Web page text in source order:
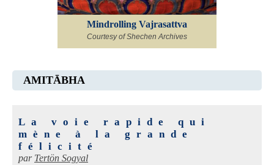
Mindrolling Vajrasattva
Courtesy of Shechen Archives
AMITĀBHA
La voie rapide qui
mène à la grande
félicité
par Tertön Sogyal